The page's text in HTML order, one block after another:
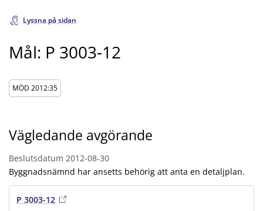
Lyssna på sidan
Mål: P 3003-12
MÖD 2012:35
Vägledande avgörande
Beslutsdatum 2012-08-30
Byggnadsnämnd har ansetts behörig att anta en detaljplan.
P 3003-12